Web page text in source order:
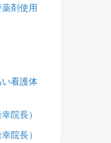
剤使用
看護体
院長）
院長）